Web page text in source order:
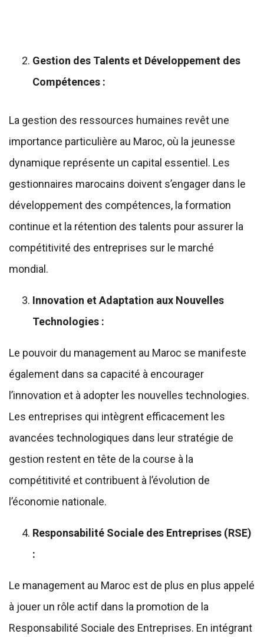
Gestion des Talents et Développement des
Compétences :
La gestion des ressources humaines revêt une
importance particulière au Maroc, où la jeunesse
dynamique représente un capital essentiel. Les
gestionnaires marocains doivent s’engager dans le
développement des compétences, la formation
continue et la rétention des talents pour assurer la
compétitivité des entreprises sur le marché
mondial.
Innovation et Adaptation aux Nouvelles
Technologies :
Le pouvoir du management au Maroc se manifeste
également dans sa capacité à encourager
l’innovation et à adopter les nouvelles technologies.
Les entreprises qui intègrent efficacement les
avancées technologiques dans leur stratégie de
gestion restent en tête de la course à la
compétitivité et contribuent à l’évolution de
l’économie nationale.
Responsabilité Sociale des Entreprises (RSE)
:
Le management au Maroc est de plus en plus appelé
à jouer un rôle actif dans la promotion de la
Responsabilité Sociale des Entreprises. En intégrant